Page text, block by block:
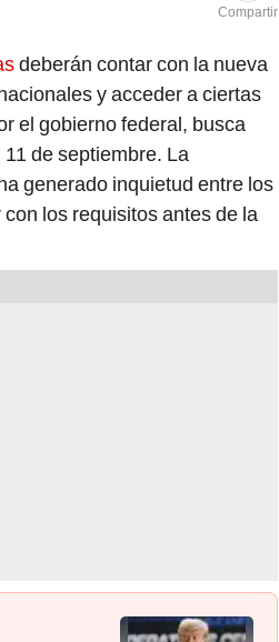
Compartir
deberán contar con la nueva
y acceder a ciertas
el gobierno federal, busca
de septiembre. La
generado inquietud entre los
los requisitos antes de la